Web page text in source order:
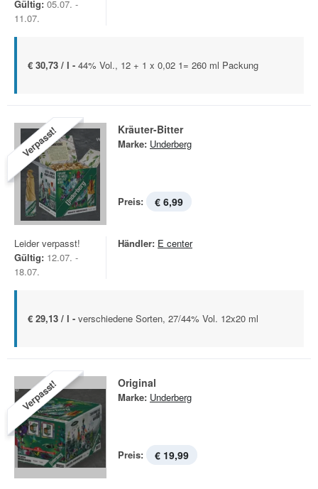
Gültig: 05.07. -
11.07.
€ 30,73 / l - 44% Vol., 12 + 1 x 0,02 1= 260 ml Packung
Verpasst! Kräuter-Bitter
Marke: Underberg
Preis: € 6,99
Leider verpasst!
Gültig: 12.07. -
18.07.
Händler: E center
€ 29,13 / l - verschiedene Sorten, 27/44% Vol. 12x20 ml
Verpasst! Original
Marke: Underberg
Preis: € 19,99